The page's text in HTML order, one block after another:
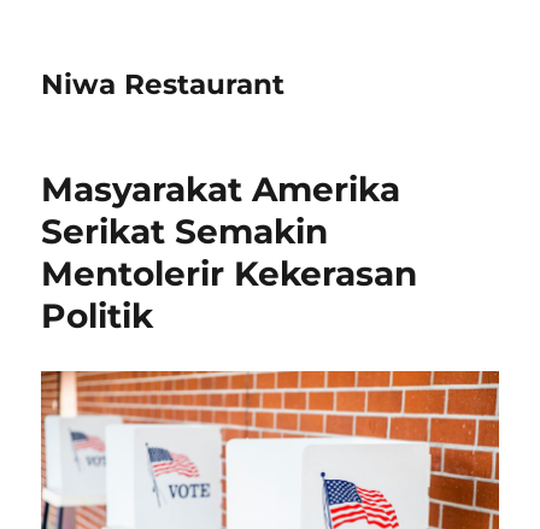
Niwa Restaurant
Masyarakat Amerika
Serikat Semakin
Mentolerir Kekerasan
Politik